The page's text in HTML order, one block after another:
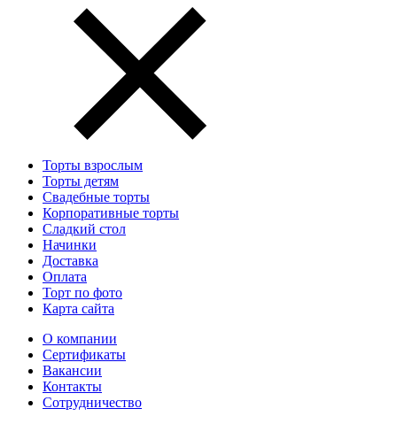
Торты взрослым
Торты детям
Свадебные торты
Корпоративные торты
Сладкий стол
Начинки
Доставка
Оплата
Торт по фото
Карта сайта
О компании
Сертификаты
Вакансии
Контакты
Сотрудничество